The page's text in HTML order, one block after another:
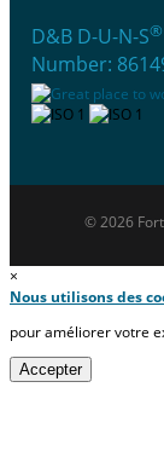
D&B D-U-N-S®
Number:
© 2026
×
Nous utilisons des
pour améliorer votre
Accepter